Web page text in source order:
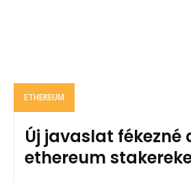
ETHEREUM
Új javaslat fékezné
ethereum